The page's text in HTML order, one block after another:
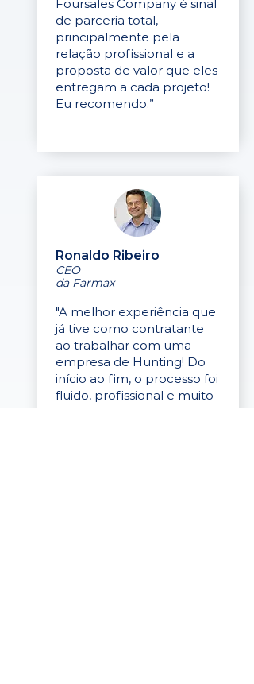
Foursales Company é sinal
de parceria total,
principalmente pela
relação profissional e a
proposta de valor que eles
entregam a cada projeto!
Eu recomendo.”
Ronaldo Ribeiro
CEO
da Farmax
"A melhor experiência que
já tive como contratante
ao trabalhar com uma
empresa de Hunting! Do
início ao fim, o processo foi
fluido, profissional e muito